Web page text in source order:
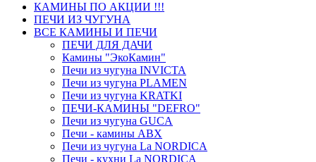
КАМИНЫ ПО АКЦИИ !!!
ПЕЧИ ИЗ ЧУГУНА
ВСЕ КАМИНЫ И ПЕЧИ
ПЕЧИ ДЛЯ ДАЧИ
Камины "ЭкоКамин"
Печи из чугуна INVICTA
Печи из чугуна PLAMEN
Печи из чугуна KRATKI
ПЕЧИ-КАМИНЫ "DEFRO"
Печи из чугуна GUCA
Печи - камины ABX
Печи из чугуна La NORDICA
Печи - кухни La NORDICA